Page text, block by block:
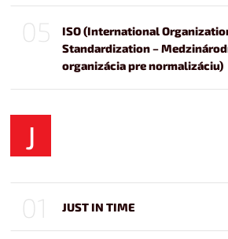
05
ISO (International
Standardization –
organizácia pre normalizáciu)
J
01 JUST IN TIME